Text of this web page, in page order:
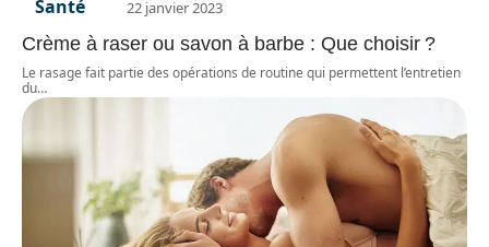
Santé 22 janvier 2023
Crème à raser ou savon à barbe : Que choisir ?
Le rasage fait partie des opérations de routine qui permettent l’entretien
du…